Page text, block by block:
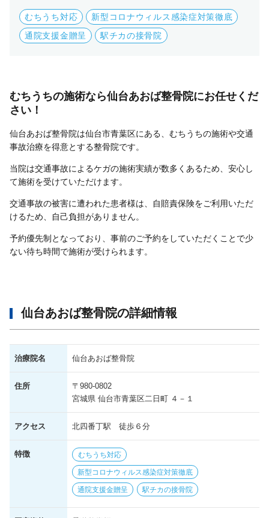
むちうち対応
新型コロナウィルス感染症対策徹底
通院支援金贈呈
駅チカの接骨院
むちうちの施術なら仙台あおば整骨院にお任せくだ
さい！
仙台あおば整骨院は仙台市青葉区にある、むちうちの施術や交通
事故治療を得意とする整骨院です。
当院は交通事故によるケガの施術実績が数多くあるため、安心し
て施術を受けていただけます。
交通事故の被害に遭われた患者様は、自賠責保険をご利用いただ
けるため、自己負担がありません。
予約優先制となっており、事前のご予約をしていただくことで少
ない待ち時間で施術が受けられます。
仙台あおば整骨院の詳細情報
治療院名 仙台あおば整骨院
住所
〒980-0802
宮城県 仙台市青葉区二日町 ４－１
アクセス 北四番丁駅 徒歩６分
特徴 むちうち対応
新型コロナウィルス感染症対策徹底
通院支援金贈呈 駅チカの接骨院